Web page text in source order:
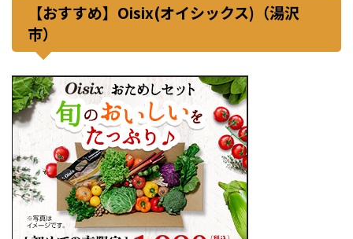
【おすすめ】Oisix(オイシックス)（湯沢
市）